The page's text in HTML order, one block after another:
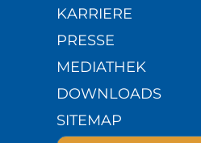
KARRIERE
PRESSE
MEDIATHEK
DOWNLOADS
SITEMAP